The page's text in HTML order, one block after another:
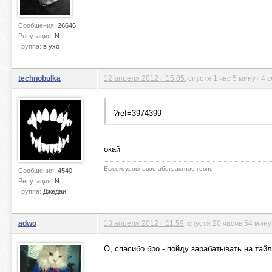
Сообщения: 26646
Репутация: N
Группа: в ухо
technobulka
Сообщения: 4540
Репутация: N
Группа: Джедаи
12 апреля 2012 г. 15:05 , спустя 1 час 5 минут 4
?ref=3974399
окай
Высокоуровневое абстрактное говно
adwo 13 апреля 2012 г. 11:59 , спустя 20 часов 54
О, спасибо бро - пойду зарабатывать на